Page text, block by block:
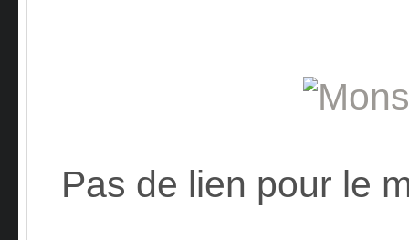
Pas de lien pour le